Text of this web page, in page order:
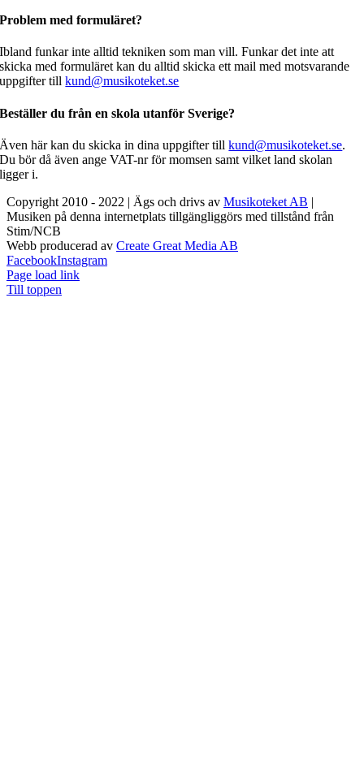
Problem med formuläret?
Ibland funkar inte alltid tekniken som man vill. Funkar det inte att
skicka med formuläret kan du alltid skicka ett mail med motsvarande
uppgifter tillkund@musikoteket.se
Beställer du från en skola utanför Sverige?
Även här kan du skicka in dina uppgifter tillkund@musikoteket.se.
Du bör då även ange VAT-nr för momsen samt vilket land skolan
ligger i.
Copyright 2010 - 2022 | Ägs och drivs av Musikoteket AB |
Musiken på denna internetplats tillgängliggörs med tillstånd från
Stim/NCB
Webb producerad av Create Great Media AB
FacebookInstagram
Page load link
Till toppen